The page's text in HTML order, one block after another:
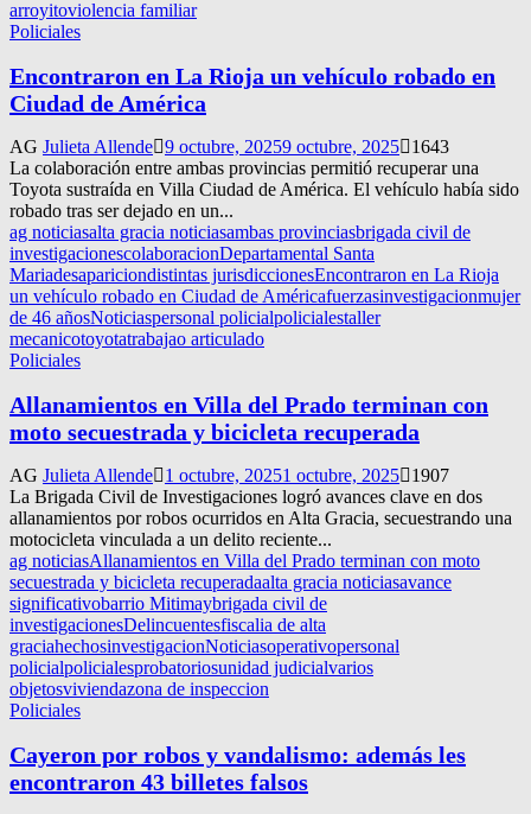
arroyitoviolencia familiar
Policiales
Encontraron en La Rioja un vehículo robado en
Ciudad de América
AG Julieta Allende 9 octubre, 20259 octubre, 2025
1643
La colaboración entre ambas provincias permitió recuperar una
Toyota sustraída en Villa Ciudad de América. El vehículo había sido
robado tras ser dejado en un...
ag noticiasalta gracia noticiasambas provinciasbrigada civil de
investigacionescolaboracionDepartamental Santa
Mariadesapariciondistintas jurisdiccionesEncontraron en La Rioja
un vehículo robado en Ciudad de Américafuerzasinvestigacionmujer
de 46 añosNoticiaspersonal policialpolicialestaller
mecanicotoyotatrabajao articulado
Policiales
Allanamientos en Villa del Prado terminan con
moto secuestrada y bicicleta recuperada
AG Julieta Allende 1 octubre, 20251 octubre, 2025
1907
La Brigada Civil de Investigaciones logró avances clave en dos
allanamientos por robos ocurridos en Alta Gracia, secuestrando una
motocicleta vinculada a un delito reciente...
ag noticiasAllanamientos en Villa del Prado terminan con moto
secuestrada y bicicleta recuperadaalta gracia noticiasavance
significativobarrio Mitimaybrigada civil de
investigacionesDelincuentesfiscalia de alta
graciahechosinvestigacionNoticiasoperativopersonal
policialpolicialesprobatoriosunidad judicialvarios
objetosviviendazona de inspeccion
Policiales
Cayeron por robos y vandalismo: además les
encontraron 43 billetes falsos